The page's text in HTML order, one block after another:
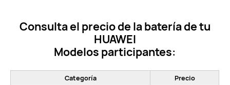
Consulta el precio de la batería de tu
HUAWEI
Modelos participantes:
Categoría
Precio